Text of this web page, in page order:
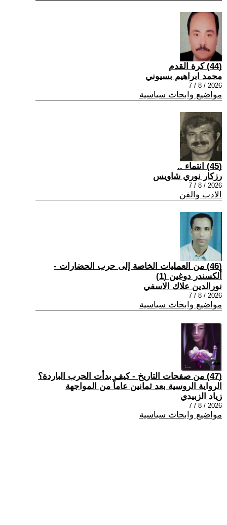
(44) كرة القدم
محمد ابراهيم بسيوني
2026 / 8 / 7
مواضيع وابحاث سياسية
(45) انتماء ..
رزكار نوري شاويس
2026 / 8 / 7
الادب والفن
(46) من العمليات الخاصة إلى حرب الحضارات -
ألكسندر دوغين (1)
نورالدين علاك الاسفي
2026 / 8 / 7
مواضيع وابحاث سياسية
(47) من صفحات التاريخ - كيف بدأت الحرب الباردة؟
الرواية الروسية بعد ثمانين عاماً من المواجهة
زياد الزبيدي
2026 / 8 / 7
مواضيع وابحاث سياسية